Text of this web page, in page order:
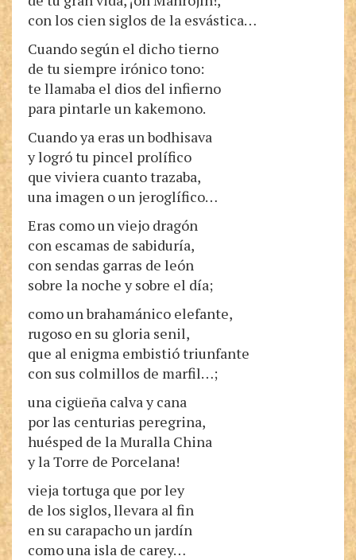
con los cien siglos de la esvástica…
Cuando según el dicho tierno
de tu siempre irónico tono:
te llamaba el dios del infierno
para pintarle un kakemono.
Cuando ya eras un bodhisava
y logró tu pincel prolífico
que viviera cuanto trazaba,
una imagen o un jeroglífico…
Eras como un viejo dragón
con escamas de sabiduría,
con sendas garras de león
sobre la noche y sobre el día;
como un brahamánico elefante,
rugoso en su gloria senil,
que al enigma embistió triunfante
con sus colmillos de marfil…;
una cigüeña calva y cana
por las centurias peregrina,
huésped de la Muralla China
y la Torre de Porcelana!
vieja tortuga que por ley
de los siglos, llevara al fin
en su carapacho un jardín
como una isla de carey…